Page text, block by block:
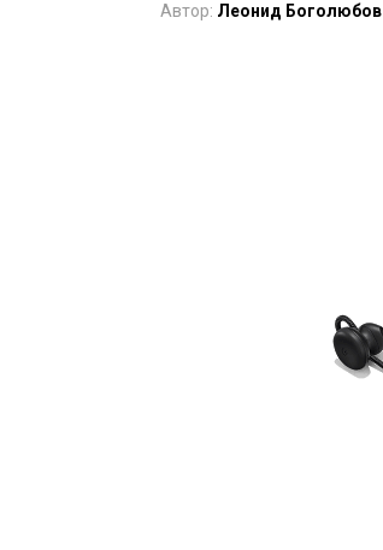
Автор: Леонид Боголюбов